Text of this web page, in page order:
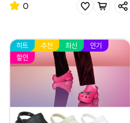
0
히트 추천 최신
인기
할인